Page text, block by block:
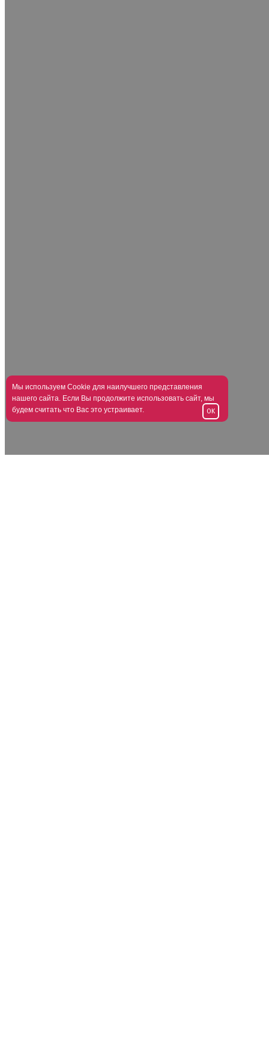
Мы используем Cookie для наилучшего представления
нашего сайта. Если Вы продолжите использовать сайт, мы
будем считать что Вас это устраивает.
OK